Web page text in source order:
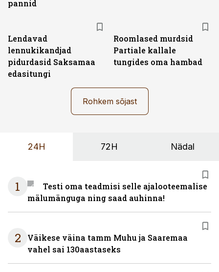
pannid
Lendavad
lennukikandjad
pidurdasid Saksamaa
edasitungi
Roomlased murdsid
Partiale kallale
tungides oma hambad
Rohkem sõjast
24H 72H Nädal
1
Testi oma teadmisi selle ajalooteemalise
mälumänguga ning saad auhinna!
2
Väikese väina tamm Muhu ja Saaremaa
vahel sai 130aastaseks